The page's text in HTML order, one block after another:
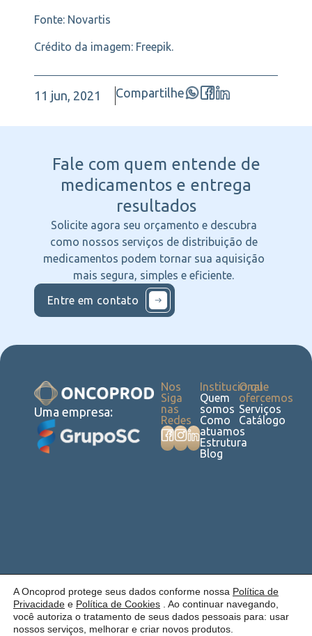
Fonte: Novartis
Crédito da imagem: Freepik.
11 jun, 2021 Compartilhe
Fale com quem entende de
medicamentos e entrega
resultados
Solicite agora seu orçamento e descubra
como nossos serviços de distribuição de
medicamentos podem tornar sua aquisição
mais segura, simples e eficiente.
Entre em contato
Uma empresa:
Institucional
Quem
somos
Como
atuamos
Estrutura
Blog
O que
ofercemos
Serviços
Catálogo
Nos
Siga
nas
Redes
Política de
Privacidade
Cookies
LaudosRecalls
E-
commerce
Trabalhe
Conosco
Desenvolvido
por Anfi Consulting
A Oncoprod protege seus dados conforme nossa Política de
Privacidade e Política de Cookies . Ao continuar navegando,
você autoriza o tratamento de seus dados pessoais para: usar
nossos serviços, melhorar e criar novos produtos.